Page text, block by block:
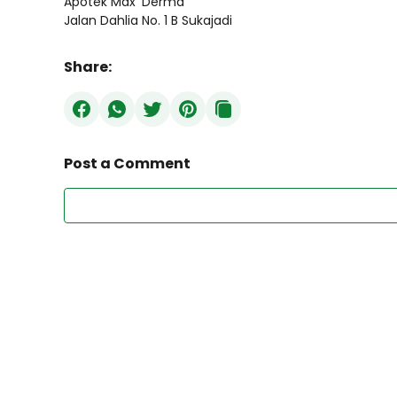
Jalan Dahlia No. 1 B Sukajadi
Share:
Post a Comment